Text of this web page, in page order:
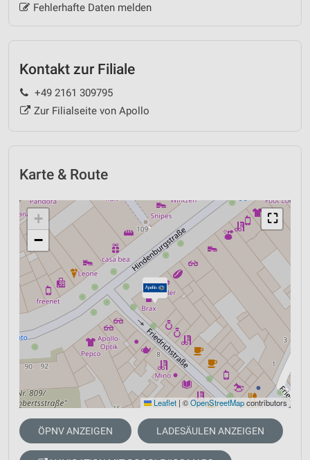
Fehlerhafte Daten melden
Kontakt zur Filiale
+49 2161 309795
Zur Filialseite von Apollo
Karte & Route
⛶
+
−
Leaflet | ©OpenStreetMapcontributors
ÖPNV ANZEIGEN LADESÄULEN ANZEIGEN